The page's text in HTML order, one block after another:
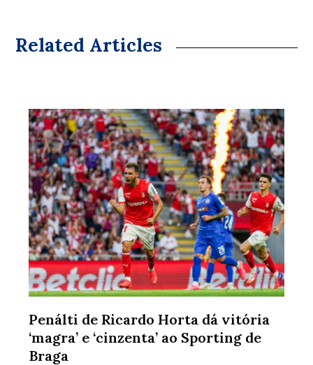
Related Articles
Penálti de Ricardo Horta dá vitória
‘magra’ e ‘cinzenta’ ao Sporting de
Braga